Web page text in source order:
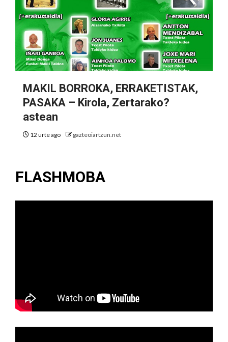
MAKIL BORROKA, ERRAKETISTAK,
PASAKA – Kirola, Zertarako?
astean
12 urte ago gazteoiartzun.net
FLASHMOBA